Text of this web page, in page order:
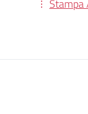
Stampa